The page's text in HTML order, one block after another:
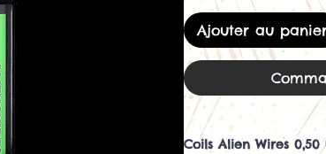
Ajouter au
Coils Alien Wires